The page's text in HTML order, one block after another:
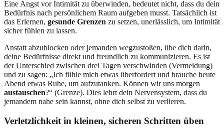
Eine Angst vor Intimität zu überwinden, bedeutet nicht, dass du dein
Bedürfnis nach persönlichem Raum aufgeben musst. Tatsächlich ist
das Erlernen, gesunde Grenzen zu setzen, unerlässlich, um Intimität
sicher fühlen zu lassen.
Anstatt abzublocken oder jemanden wegzustoßen, übe dich darin,
deine Bedürfnisse direkt und freundlich zu kommunizieren. Es ist
der Unterschied zwischen drei Tagen verschwinden (Vermeidung)
und zu sagen: „Ich fühle mich etwas überfordert und brauche heute
Abend etwas Ruhe, um aufzutanken. Können wir uns morgen
austauschen?“ (Grenze). Dies lehrt dein Nervensystem, dass du
jemandem nahe sein kannst, ohne dich selbst zu verlieren.
Verletzlichkeit in kleinen, sicheren Schritten üben